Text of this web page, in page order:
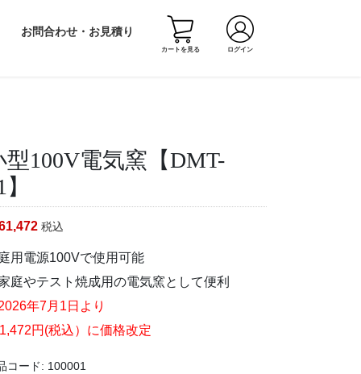
お問合わせ・お見積り
カートを見る ログイン
型100V電気窯【DMT-
税込
用電源100Vで使用可能
庭やテスト焼成用の電気窯として便利
年7月1日より
円(税込）に価格改定
コード: 100001